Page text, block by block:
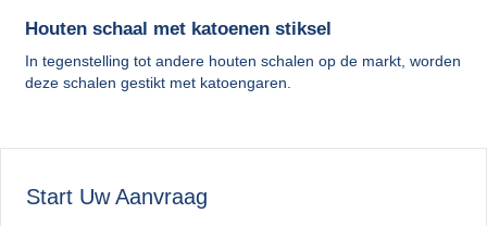
Houten schaal met katoenen stiksel
In tegenstelling tot andere houten schalen op de markt, worden
deze schalen gestikt met katoengaren.
Start Uw Aanvraag